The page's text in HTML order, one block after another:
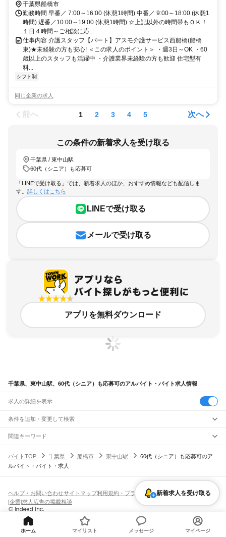
千葉県船橋市
勤務時間 早番／ 7:00～16:00 (休憩1時間) 中番／ 9:00～18:00 (休憩1
時間) 遅番／10:00～19:00 (休憩1時間) ☆上記以外の時間帯もＯＫ！
１日４時間～ご相談に応...
仕事内容 介護スタッフ【パート】アスモ介護サービス西船橋(船橋
東)★未経験の方も安心! ＜この求人のポイント＞ ・週3日～OK ・60
歳以上のスタッフも活躍中 ・介護業界未経験の方も歓迎 住宅型有
料...
シフト制
同じ企業の求人
前へ 1 2 3 4 5 次へ
この条件の新着求人を受け取る
千葉県 / 東中山駅
60代（シニア）も応募可
「LINEで受け取る」では、新着求人のほか、おすすめ情報なども配信しま
す。 詳しくはこちら
LINEで受け取る
メールで受け取る
アプリを無料ダウンロード
千葉県、東中山駅、60代（シニア）も応募可のアルバイト・バイト求人情報
求人の詳細を表示
条件を追加・変更して検索
市区町村を追加・変更
千葉県すべて
千葉市すべて
野田市 茂原市
旭市習志野市柏市勝浦市市原市流山市八千代市 我孫子市鴨川市鎌ケ谷市
君津市富津市浦安市 印西市白井市富里市南房総市
匝瑳市香取市
安房郡
駅を追加・変更
船橋法典駅西船橋駅
JR中央・総武線
市川駅本八幡駅下総中山駅 東船橋駅
新検見川駅
JR総武本線
市川駅船橋駅 稲毛駅千葉駅 都賀駅四街道駅 佐倉駅
職種を追加・変更
飲食・フードサービスすべて
ホールスタッフキッチンスタッフ 皿洗い・洗い場 精肉・鮮魚加工
パン屋（ベーカリー）
飲食店補助（開店・閉店準備）
飲食店（店長・マネージャー）
営業・販売
営業・販売
人気
日払いOK高校生歓迎
ピアスOK
オープニングスタッフ
留学生・外国人活躍中
勤務期間
短期
単発・1日OK 期間限定（春夏冬休み等）
雇用形態を追加・変更
アルバイト・パート
正社員
契約社員
都道府県を変更
関連キーワード
バイトTOP
千葉県 船橋市 東中山駅
60代（シニア）も応募可のア
ルバイト・バイト・求人
新着求人を受け取る
ヘルプ・お問い合わせサイトマップ利用規約・プライバシーポリシー
[企業]求人広告の掲載相談
ホーム マイリスト メッセージ マイページ